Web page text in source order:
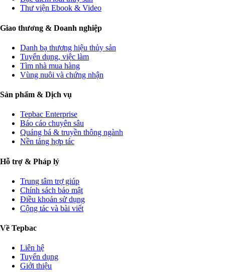
Thư viện Ebook & Video
Giao thương & Doanh nghiệp
Danh bạ thương hiệu thủy sản
Tuyển dụng, việc làm
Tìm nhà mua hàng
Vùng nuôi và chứng nhận
Sản phẩm & Dịch vụ
Tepbac Enterprise
Báo cáo chuyên sâu
Quảng bá & truyền thông ngành
Nền tảng hợp tác
Hỗ trợ & Pháp lý
Trung tâm trợ giúp
Chính sách bảo mật
Điều khoản sử dụng
Cộng tác và bài viết
Về Tepbac
Liên hệ
Tuyển dụng
Giới thiệu